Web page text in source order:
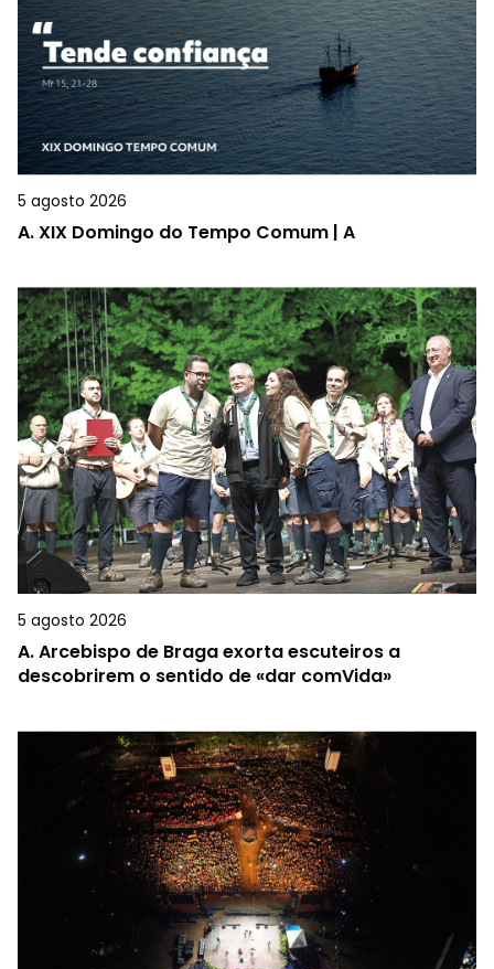
5 agosto 2026
A.XIX Domingo do Tempo Comum | A
5 agosto 2026
A.Arcebispo de Braga exorta escuteiros a
descobrirem o sentido de «dar comVida»